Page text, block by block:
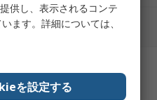
供し、表示されるコンテ
ます。詳細については、
を設定する